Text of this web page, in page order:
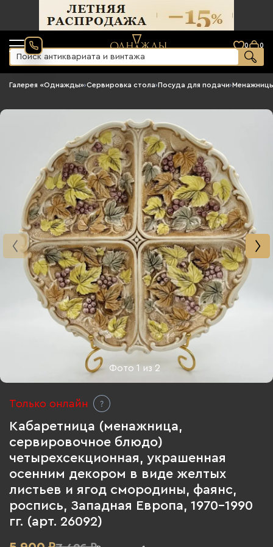
0 0
Галерея «Однажды»›Сервировка стола›Посуда для подачи›
Фото1 из 2
Только онлайн
Кабаретница (менажница,
сервировочное блюдо)
четырехсекционная, украшенная
осенним декором в виде желтых
листьев и ягод смородины, фаянс,
роспись, Западная Европа, 1970-1990
гг. (арт. 26092)